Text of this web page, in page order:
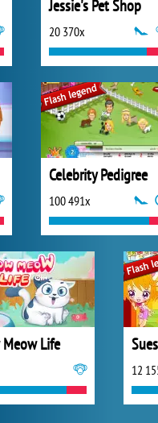
Jessie's Pet Shop
20 370x
Celebrity Pedigree
100 491x
Life
12